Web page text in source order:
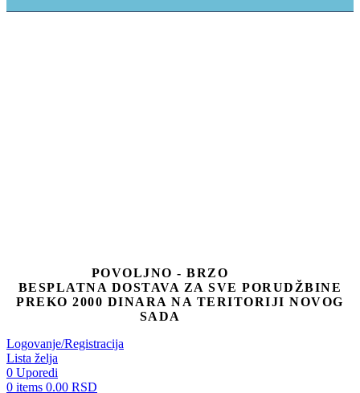
POVOLJNO - BRZO
BESPLATNA DOSTAVA ZA SVE PORUDŽBINE
PREKO 2000 DINARA NA TERITORIJI NOVOG
SADA
Logovanje/Registracija
Lista želja
0 Uporedi
0 items 0.00 RSD